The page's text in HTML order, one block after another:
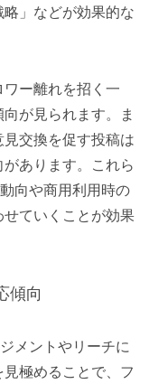
」などが効果的な
ー離れを招く一
が見られます。ま
交換を促す投稿は
あります。これら
向や商用利用時の
ていくことが効果
傾向
メントやリーチに
極めることで、フ